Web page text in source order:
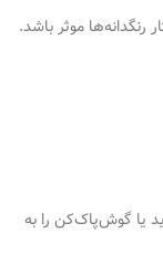
موثر باشد.
یا گوش‌پاک‌کن را به